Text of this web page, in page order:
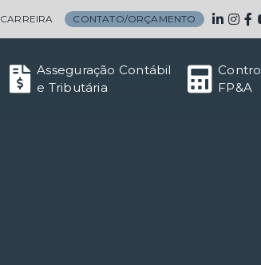
CARREIRA CONTATO/ORÇAMENTO
Asseguração Contábil
e Tributária
FP&A